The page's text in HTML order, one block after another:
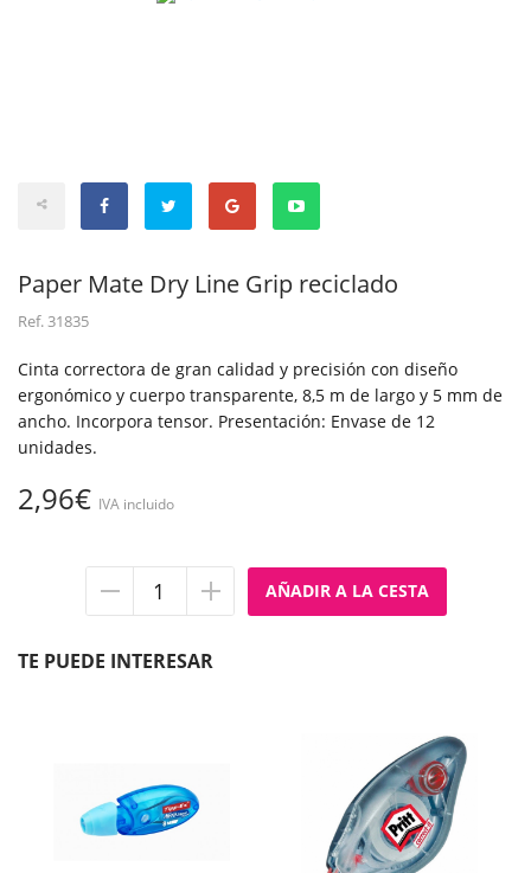
Paper Mate Dry Line Grip reciclado
Ref.31835
Cinta correctora de gran calidad y precisión con diseño
ergonómico y cuerpo transparente, 8,5 m de largo y 5 mm de
ancho. Incorpora tensor. Presentación: Envase de 12
unidades.
2,96€ IVA incluido
TE PUEDE INTERESAR